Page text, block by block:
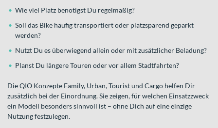
Wie viel Platz benötigst Du regelmäßig?
Soll das Bike häufig transportiert oder platzsparend geparkt
werden?
Nutzt Du es überwiegend allein oder mit zusätzlicher Beladung?
Planst Du längere Touren oder vor allem Stadtfahrten?
Die QIO Konzepte Family, Urban, Tourist und Cargo helfen Dir
zusätzlich bei der Einordnung. Sie zeigen, für welchen Einsatzzweck
ein Modell besonders sinnvoll ist – ohne Dich auf eine einzige
Nutzung festzulegen.